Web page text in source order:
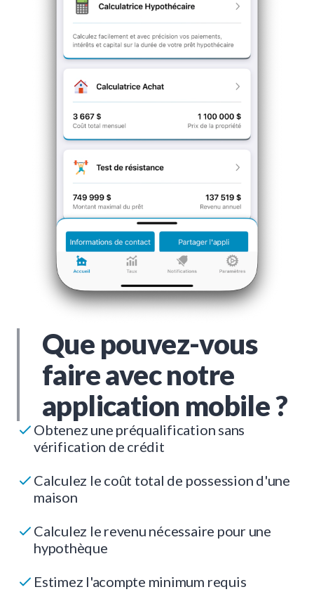
Que pouvez-vous
faire avec notre
application mobile ?
Obtenez une préqualification sans
vérification de crédit
Calculez le coût total de possession d'une
maison
Calculez le revenu nécessaire pour une
hypothèque
Estimez l'acompte minimum requis